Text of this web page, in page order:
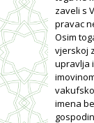
zaveli s
pravac
Osim
vjerskoj
upravlja
imena